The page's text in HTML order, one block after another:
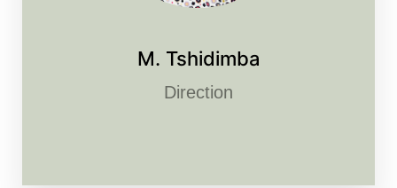
M. Tshidimba
Direction